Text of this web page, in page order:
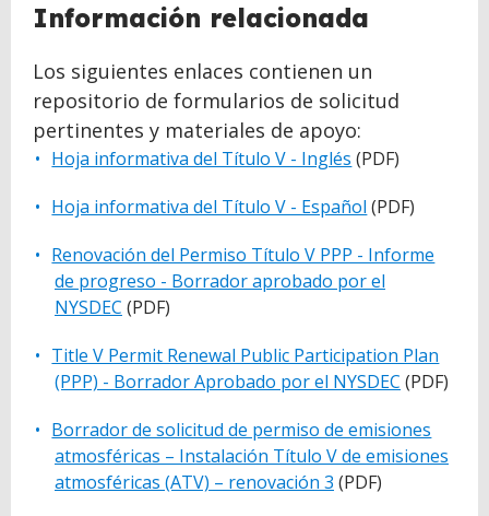
Información relacionada
Los siguientes enlaces contienen un
repositorio de formularios de solicitud
pertinentes y materiales de apoyo:
Hoja informativa del Título V - Inglés (PDF)
Hoja informativa del Título V - Español (PDF)
Renovación del Permiso Título V PPP - Informe
de progreso - Borrador aprobado por el
NYSDEC (PDF)
Title V Permit Renewal Public Participation Plan
(PPP) - Borrador Aprobado por el NYSDEC (PDF)
Borrador de solicitud de permiso de emisiones
atmosféricas – Instalación Título V de emisiones
atmosféricas (ATV) – renovación 3 (PDF)